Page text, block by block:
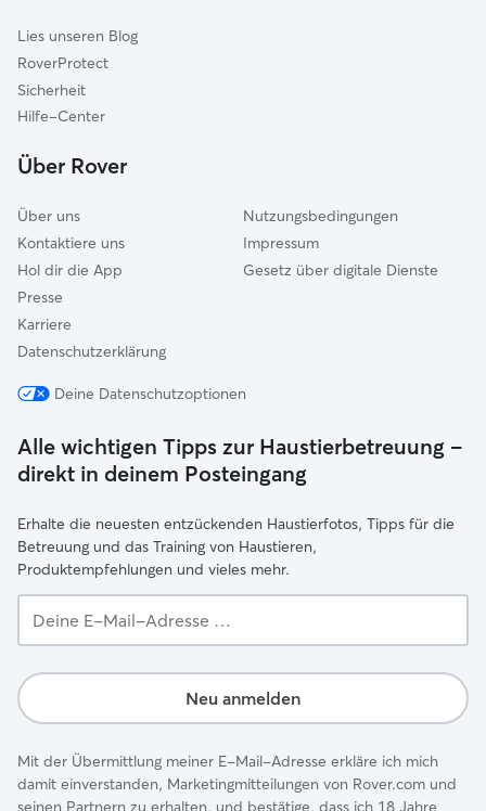
Barth
Neukloster
Warin
Dobin am See
Lies unseren Blog
RoverProtect
Sicherheit
Hilfe-Center
Über Rover
Über uns
Kontaktiere uns
Hol dir die App
Presse
Karriere
Datenschutzerklärung
Nutzungsbedingungen
Impressum
Gesetz über digitale Dienste
Deine Datenschutzoptionen
Alle wichtigen Tipps zur Haustierbetreuung –
direkt in deinem Posteingang
Erhalte die neuesten entzückenden Haustierfotos, Tipps für die
Betreuung und das Training von Haustieren,
Produktempfehlungen und vieles mehr.
E-
Adresse …
Neu anmelden
Mit der Übermittlung meiner E-Mail-Adresse erkläre ich mich
damit einverstanden, Marketingmitteilungen von Rover.com und
seinen Partnern zu erhalten, und bestätige, dass ich 18 Jahre